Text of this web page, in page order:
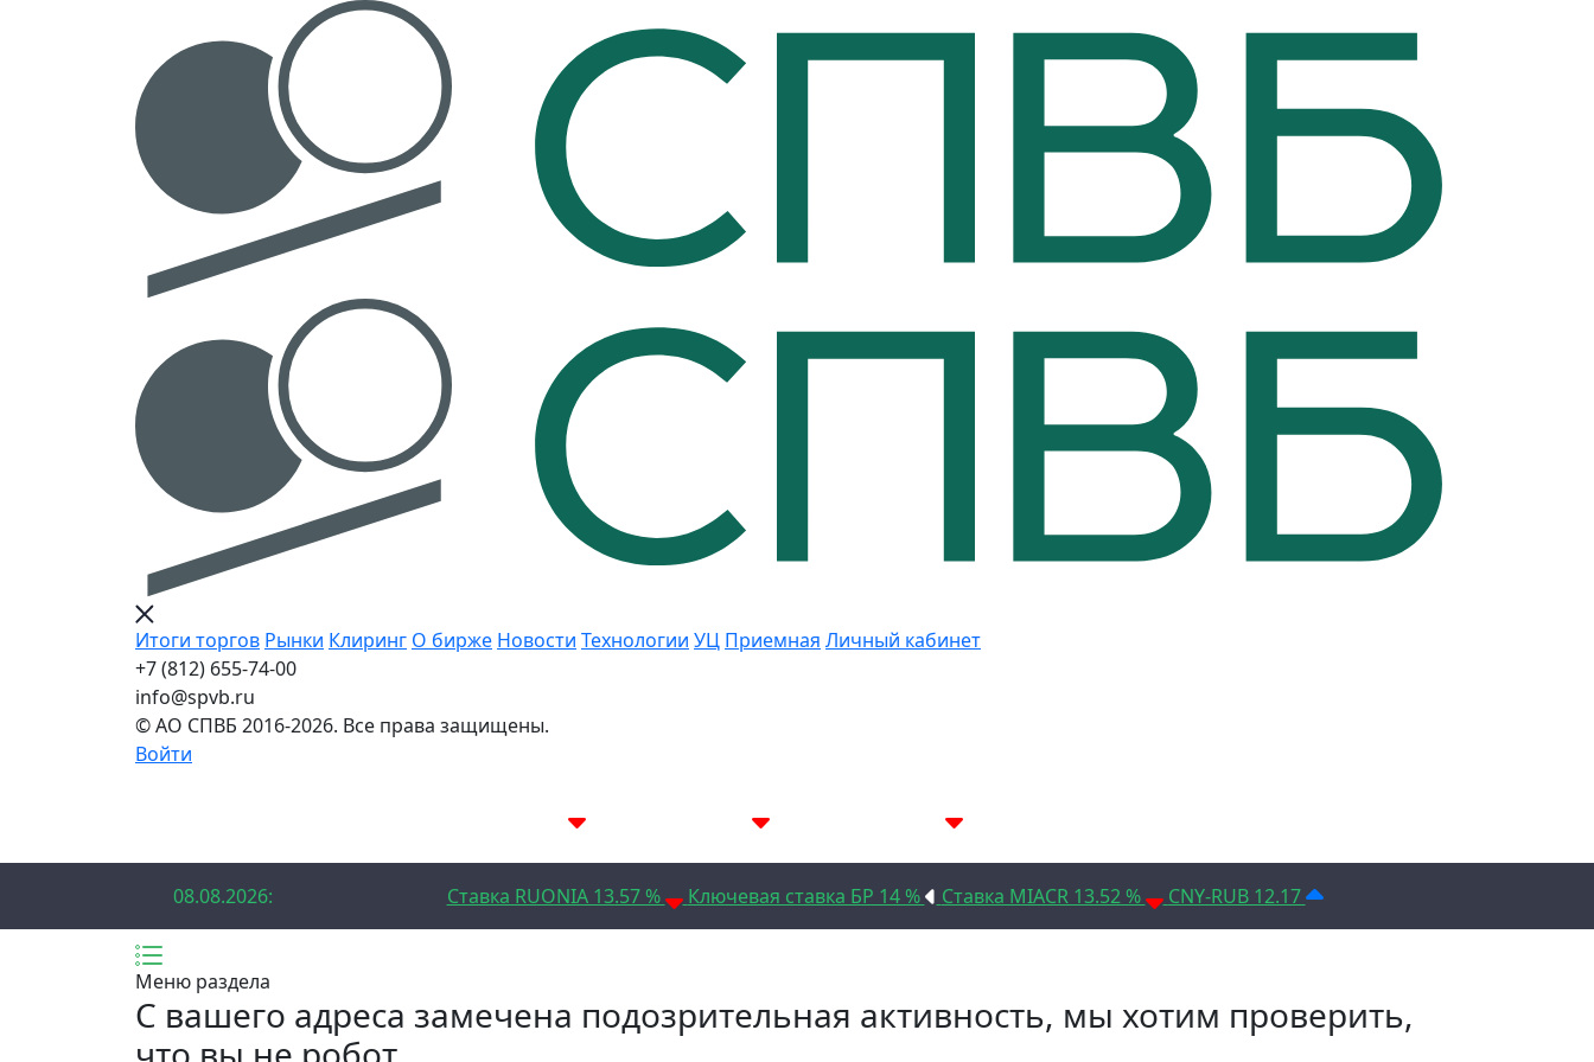
Итоги торгов Рынки Клиринг О бирже Новости Технологии УЦ Приемная Личный кабинет
+7 (812) 655-74-00
info@spvb.ru
© АО СПВБ 2016-2026. Все права защищены.
Войти
14D 14.15%
08.08.2026: Ставка RUONIA 13.57 % Ключевая ставка БР 14 % Ставка MIACR 13.52 % CNY-RUB 12.17
Меню раздела
C вашего адреса замечена подозрительная активность, мы хотим проверить,